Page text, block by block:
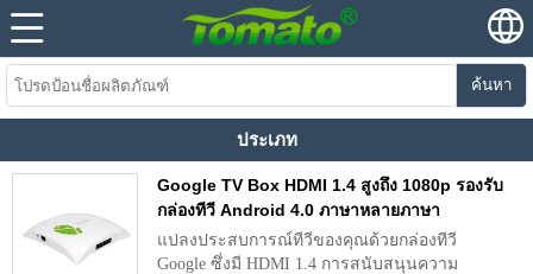
ค้นหา
ประเภท
Google TV Box HDMI 1.4 สูงถึง 1080p รองรับ
กล่องทีวี Android 4.0 ภาษาหลายภาษา
แปลงประสบการณ์ทีวีของคุณด้วยกล่องทีวี
Google ซึ่งมี HDMI 1.4 การสนับสนุนความ